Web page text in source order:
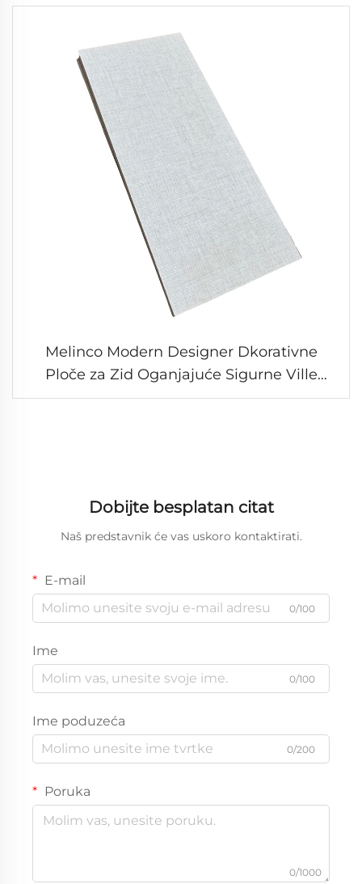
Drvećne-Plastične Panorama
Melinco Modern Designer Dkorativne
Ploče za Zid Oganjajuće Sigurne Ville
Hoteli Visoka Kvaliteta PVC Zid Ploče Čista
Dobijte besplatan citat
Naš predstavnik će vas uskoro kontaktirati.
E-mail
0/100
Ime
0/100
Ime poduzeća
0/200
Poruka
0/1000